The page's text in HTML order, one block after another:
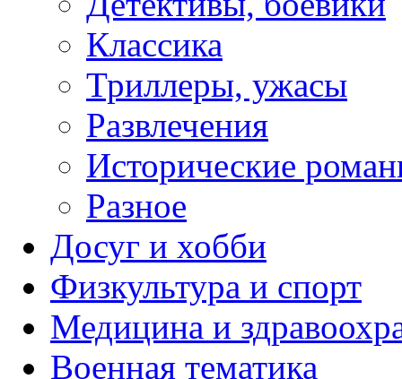
Классика
Триллеры, ужасы
Развлечения
Исторические
Разное
Досуг и хобби
Физкультура и спорт
Медицина и
Военная тематика